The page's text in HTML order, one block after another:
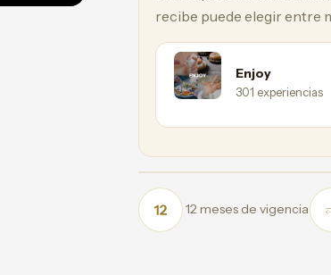
recibe puede elegir entre
Enjoy
301 experiencias
12 meses de vigencia